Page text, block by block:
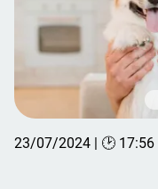
23/07/2024 | 🕑 17:56